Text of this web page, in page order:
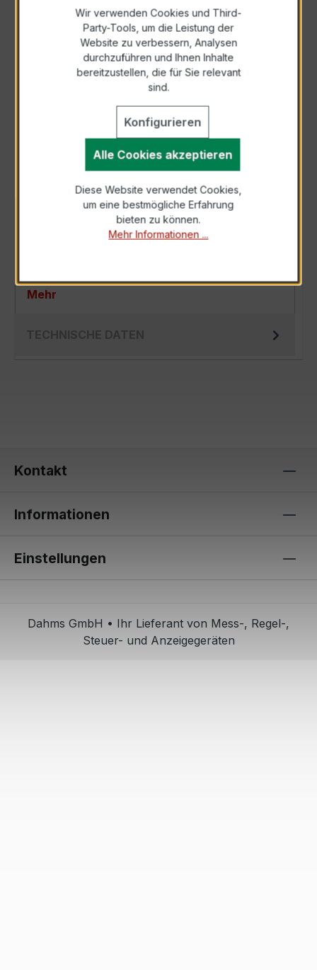
Zur Sammelanfrage hinzufügen
Anfrage telefonisch
Als PDF exportieren
Der EASKD 31.8 3x200/5A 2,5VA Kl.0,5 ist ein
Verrechnungsstromwandler der bewährten…
Mehr
TECHNISCHE DATEN
Kontakt
Informationen
Einstellungen
Dahms GmbH • Ihr Lieferant von Mess-, Regel-,
Steuer- und Anzeigegeräten
Wir verwenden Cookies und Third-
Party-Tools, um die Leistung der
Website zu verbessern, Analysen
durchzuführen und Ihnen Inhalte
bereitzustellen, die für Sie relevant
sind.
Konfigurieren
Alle Cookies akzeptieren
Diese Website verwendet Cookies,
um eine bestmögliche Erfahrung
bieten zu können.
Mehr Informationen ...